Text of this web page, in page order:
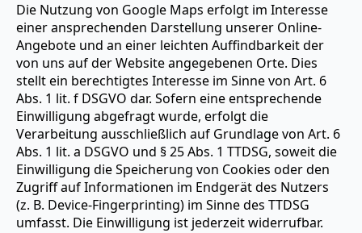
Die Nutzung von Google Maps erfolgt im Interesse
einer ansprechenden Darstellung unserer Online-
Angebote und an einer leichten Auffindbarkeit der
von uns auf der Website angegebenen Orte. Dies
stellt ein berechtigtes Interesse im Sinne von Art. 6
Abs. 1 lit. f DSGVO dar. Sofern eine entsprechende
Einwilligung abgefragt wurde, erfolgt die
Verarbeitung ausschließlich auf Grundlage von Art. 6
Abs. 1 lit. a DSGVO und § 25 Abs. 1 TTDSG, soweit die
Einwilligung die Speicherung von Cookies oder den
Zugriff auf Informationen im Endgerät des Nutzers
(z. B. Device-Fingerprinting) im Sinne des TTDSG
umfasst. Die Einwilligung ist jederzeit widerrufbar.